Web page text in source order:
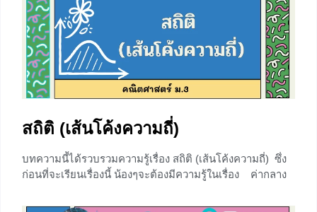
อาจจะเป็นอะไรได้บ้าง แต่ไม่สามารถบอกได้อย่างถูกต้อง
แน่นอนว่าในแต่ละครั้งที่ทำการทดลอง ผลที่เกิดขึ้นจากการ
ทดลองจะเป็นอะไรในบรรดาผลลัพธ์ที่อาจเป็นไปได้เหล่านั้น
เช่น การโยนเหรียญซึ่งมีผลลัพธ์ที่จะเกิดขึ้นได้ 2 แบบ คือ หัว
หรือก้อย เมื่อโยนเหรียญ
+1
สถิติ (เส้นโค้งความถี่)
บทความนี้ได้รวบรวมความรู้เรื่อง สถิติ (เส้นโค้งความถี่) ซึ่ง
ก่อนที่จะเรียนเรื่องนี้ น้องๆจะต้องมีความรู้ในเรื่อง ค่ากลาง
เพิ่มเติมได้ที่ ⇒⇒ สถิติ (ค่ากลางของข้อมูล/การกระจายของ